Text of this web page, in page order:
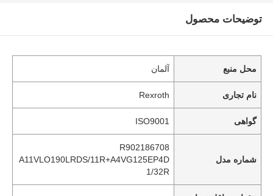
توضیحات محصول
محل منبع آلمان
نام تجاری Rexroth
گواهی ISO9001
شماره مدل
R902186708
A11VLO190LRDS/11R+A4VG125EP4D
1/32R